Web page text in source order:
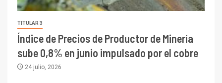
TITULAR 3
Índice de Precios de Productor de Minería
sube 0,8% en junio impulsado por el cobre
24 julio, 2026